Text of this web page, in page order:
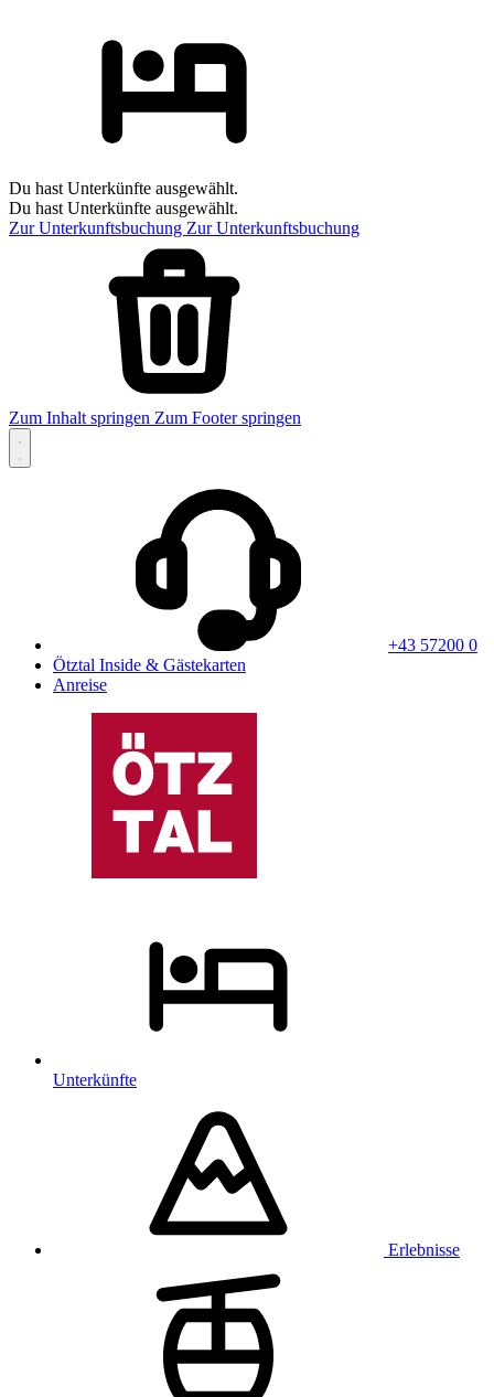
Du hast Unterkünfte ausgewählt.
Du hast Unterkünfte ausgewählt.
Zur Unterkunftsbuchung Zur Unterkunftsbuchung
Zum Inhalt springen Zum Footer springen
+43 57200 0
Ötztal Inside & Gästekarten
Anreise
Unterkünfte
Erlebnisse